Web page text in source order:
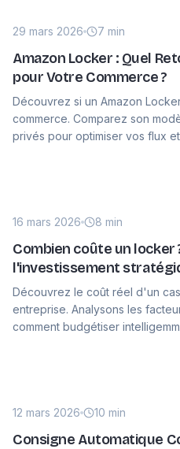
29 mars 2026 7 min
Amazon Locker : Quel
pour Votre Commerce ?
Découvrez si un Amazon
commerce. Comparez son
privés pour optimiser vos flux
16 mars 2026 8 min
Combien coûte un locker
l'investissement
Découvrez le coût réel d'un
entreprise. Analysons les
comment budgétiser
12 mars 2026 10 min
Consigne Automatique